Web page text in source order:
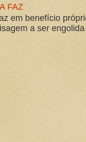
FAZ
em benefício
a ser